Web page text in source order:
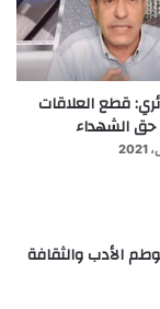
قطع العلاقات
الشهداء
الأدب والثقافة